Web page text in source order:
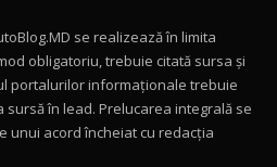
AMG E 53 HYBRID 4MATIC+ / Test
ES90 / Test Drive AutoBlog.MD
se realizează în limita
obligatoriu, trebuie citată sursa și
portalurilor informaționale trebuie
sursă în lead. Prelucarea integrală se
unui acord încheiat cu redacţia